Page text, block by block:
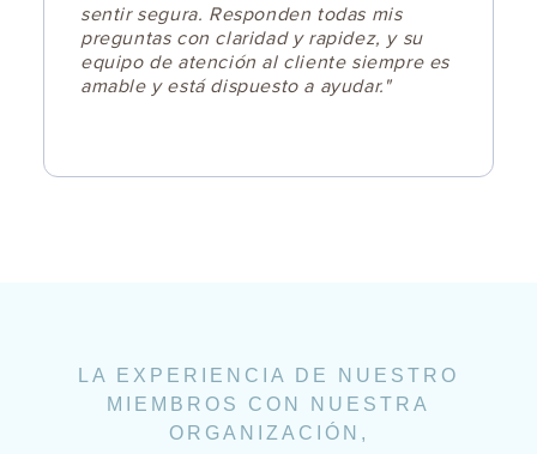
sentir segura. Responden todas mis
preguntas con claridad y rapidez, y su
equipo de atención al cliente siempre es
amable y está dispuesto a ayudar."
LA EXPERIENCIA DE NUESTRO
MIEMBROS CON NUESTRA
ORGANIZACIÓN,